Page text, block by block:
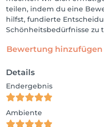
teilen, indem du eine
hilfst, fundierte
Schönheitsbedürfnisse zu
Bewertung hinzufügen
Details
Endergebnis
Ambiente